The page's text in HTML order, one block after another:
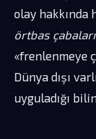
olay hakkında
örtbas çabaları
«frenlenmeye
Dünya dışı
uyguladığı